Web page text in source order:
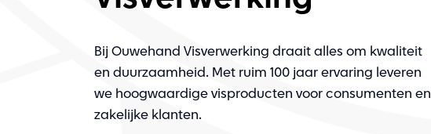
Bij Ouwehand Visverwerking draait alles om kwaliteit
en duurzaamheid. Met ruim 100 jaar ervaring leveren
we hoogwaardige visproducten voor consumenten en
zakelijke klanten.